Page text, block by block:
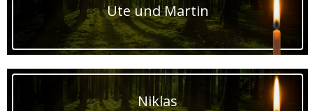
Ute und Martin
Niklas